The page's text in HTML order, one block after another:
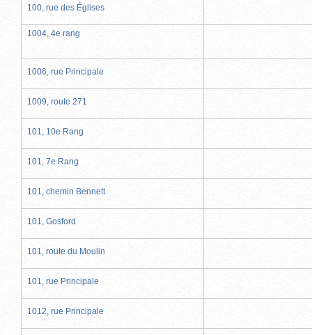
100, rue des Églises
1004, 4e rang
1006, rue Principale
1009, route 271
101, 10e Rang
101, 7e Rang
101, chemin Bennett
101, Gosford
101, route du Moulin
101, rue Principale
1012, rue Principale